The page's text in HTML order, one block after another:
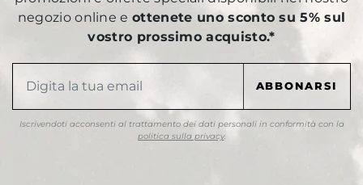
negozio online eottenete uno sconto su 5% sul
vostro prossimo acquisto.*
Iscrivendoti acconsenti al trattamento dei dati personali in conformità con la
politica sulla privacy.